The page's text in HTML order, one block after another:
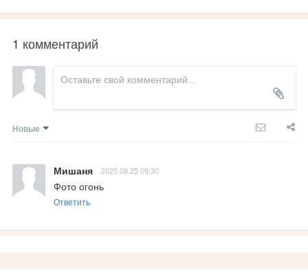
1 комментарий
Новые
Мишаня 2025.08.25 09:30
Фото огонь
Ответить